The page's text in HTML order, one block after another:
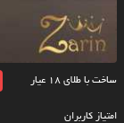
ساخت با طلای ۱۸ عیار
امتیاز کاربران